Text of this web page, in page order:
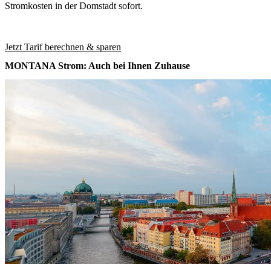
Stromkosten in der Domstadt sofort.
Jetzt Tarif berechnen & sparen
MONTANA Strom: Auch bei Ihnen Zuhause